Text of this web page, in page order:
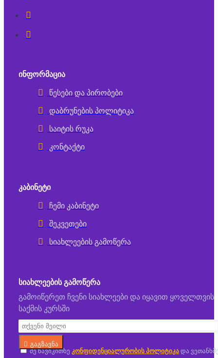
ᲘᲜᲤᲝᲠᲛᲐᲪᲘᲐ
წესები და პირობები
დაბრუნების პოლიტიკა
საიტის რუკა
კონტაქტი
ᲙᲐᲑᲘᲜᲔᲢᲘ
ჩემი კაბინეტი
შეკვეთები
სიახლეების გამოწერა
ᲡᲘᲐᲮᲚᲔᲔᲑᲘᲡ ᲒᲐᲛᲝᲬᲔᲠᲐ
გამოიწერეთ ჩვენი სიახლეები და იყავით ყოველთვის
საქმის კურსში
გაგზავნა
მე წავიკითხე კონფიდენციალურობის პოლიტიკა და